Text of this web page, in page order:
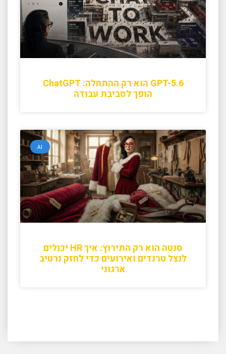
GPT-5.6 הוא רק ההתחלה: ChatGPT
הופך לסביבת עבודה
AI
סנטה הוא רק התירוץ: איך HR יכולים
לנצל טרנדים ואירועים כדי לחזק נרטיב
ארגוני